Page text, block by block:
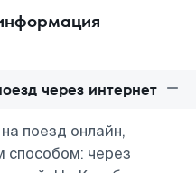
через интернет
поезд онлайн,
способом: через